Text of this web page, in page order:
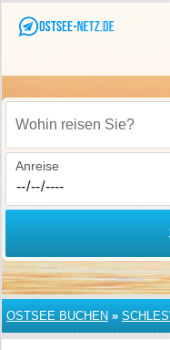
Wohin reisen Sie?
Anreise
OSTSEE BUCHEN »